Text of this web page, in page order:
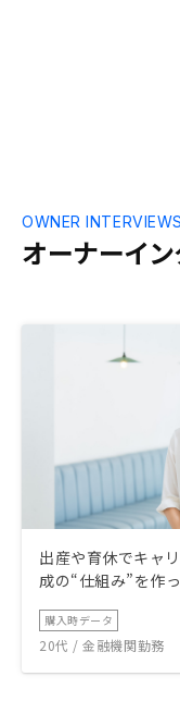
きさも教えてほし
オーナーイ
OWNER INTERVIEWS
出産や育休でキャ
成の“仕組み”を作
購入時データ
20代 / 金融機関勤務